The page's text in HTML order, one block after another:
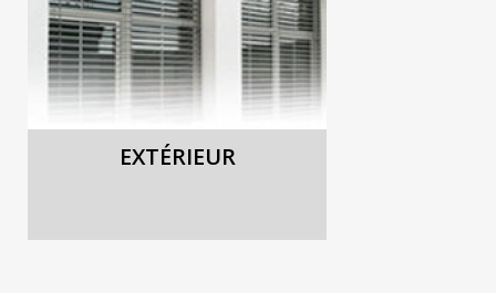
EXTÉRIEUR